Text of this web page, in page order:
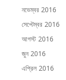
নভেম্বর 2016
সেপ্টেম্বর 2016
আগস্ট 2016
জুন 2016
এপ্রিল 2016